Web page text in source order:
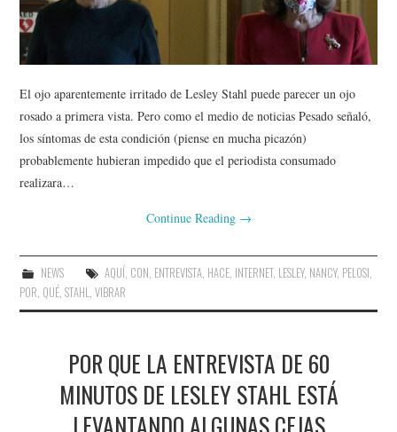
El ojo aparentemente irritado de Lesley Stahl puede parecer un ojo
rosado a primera vista. Pero como el medio de noticias Pesado señaló,
los síntomas de esta condición (piense en mucha picazón)
probablemente hubieran impedido que el periodista consumado
realizara…
Continue Reading →
NEWS AQUÍ, CON, ENTREVISTA, HACE, INTERNET, LESLEY, NANCY, PELOSI,
POR, QUÉ,STAHL,VIBRAR
POR QUE LA ENTREVISTA DE 60
MINUTOS DE LESLEY STAHL ESTÁ
LEVANTANDO ALGUNAS CEJAS